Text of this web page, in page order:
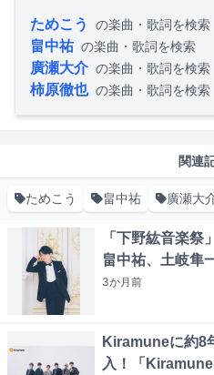
ためこう の楽曲・歌詞を検索
畠中祐 の楽曲・歌詞を検索
廣瀬大介 の楽曲・歌詞を検索
柿原徹也 の楽曲・歌詞を検索
関連
ためこう 畠中祐 廣瀬大
「下野紘音楽祭
畠中祐、土岐隼
3か月前
Kiramuneに約8
入！「